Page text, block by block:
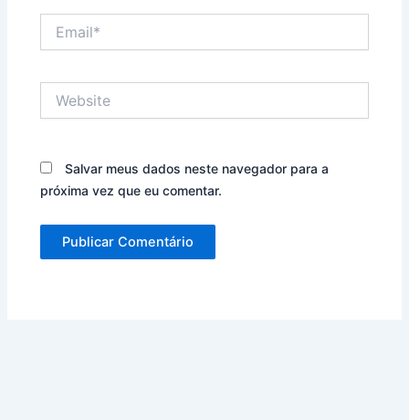
Salvar meus dados neste navegador para a
próxima vez que eu comentar.